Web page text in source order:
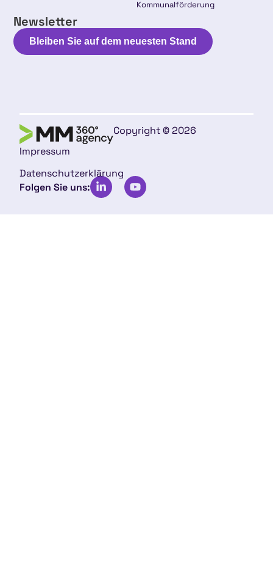
Kommunalförderung
Newsletter
Bleiben Sie auf dem neuesten Stand
Copyright © 2026
Impressum
Datenschutzerklärung
Folgen Sie uns: